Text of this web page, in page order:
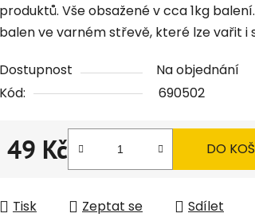
produktů. Vše obsažené v cca 1kg
balen ve varném střevě, které lze vařit i
Dostupnost
Na objednání
Kód:
690502
49 Kč
Měrná cena:
DO
Tisk Zeptat se Sdílet